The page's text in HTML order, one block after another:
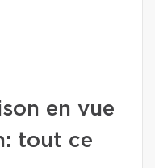
en vue
tout ce